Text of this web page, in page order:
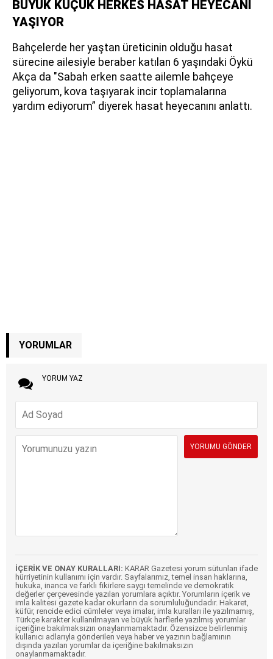
BÜYÜK KÜÇÜK HERKES HASAT HEYECANI
YAŞIYOR
Bahçelerde her yaştan üreticinin olduğu hasat
sürecine ailesiyle beraber katılan 6 yaşındaki Öykü
Akça da "Sabah erken saatte ailemle bahçeye
geliyorum, kova taşıyarak incir toplamalarına
yardım ediyorum” diyerek hasat heyecanını anlattı.
YORUMLAR
YORUM YAZ
İÇERİK VE ONAY KURALLARI: KARAR Gazetesi yorum sütunları ifade
hürriyetinin kullanımı için vardır. Sayfalarımız, temel insan haklarına,
hukuka, inanca ve farklı fikirlere saygı temelinde ve demokratik
değerler çerçevesinde yazılan yorumlara açıktır. Yorumların içerik ve
imla kalitesi gazete kadar okurların da sorumluluğundadır. Hakaret,
küfür, rencide edici cümleler veya imalar, imla kuralları ile yazılmamış,
Türkçe karakter kullanılmayan ve büyük harflerle yazılmış yorumlar
içeriğine bakılmaksızın onaylanmamaktadır. Özensizce belirlenmiş
kullanıcı adlarıyla gönderilen veya haber ve yazının bağlamının
dışında yazılan yorumlar da içeriğine bakılmaksızın
onaylanmamaktadır.